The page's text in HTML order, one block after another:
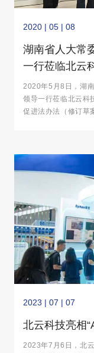
2020 | 05 | 08
湖南省人大常
一行莅临北云
2020年5月8日，湖
领导一行莅临北云科
促进法办法（修订草
2023 | 07 | 07
北云科技亮相
2023年7月6日，北